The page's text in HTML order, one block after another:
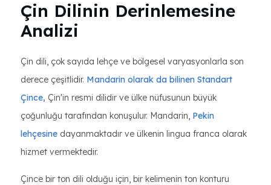
Çin Dilinin Derinlemesine
Analizi
Çin dili, çok sayıda lehçe ve bölgesel varyasyonlarla son
derece çeşitlidir. Mandarin olarak da bilinen Standart
Çince, Çin'in resmi dilidir ve ülke nüfusunun büyük
çoğunluğu tarafından konuşulur. Mandarin, Pekin
lehçesine dayanmaktadır ve ülkenin lingua franca olarak
hizmet vermektedir.
Çince bir ton dili olduğu için, bir kelimenin ton konturu